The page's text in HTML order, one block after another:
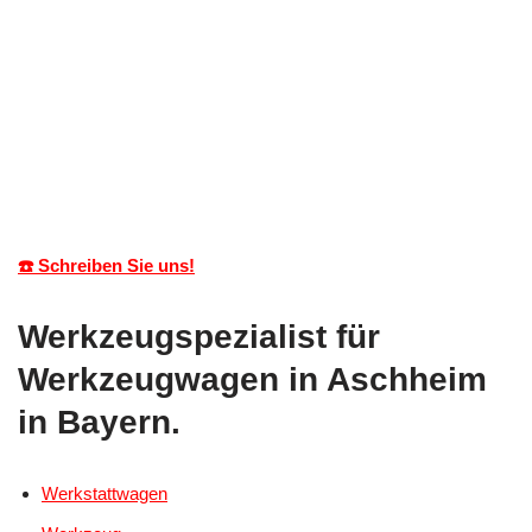
☎️ Schreiben Sie uns!
Werkzeugspezialist für
Werkzeugwagen in Aschheim
in Bayern.
Werkstattwagen